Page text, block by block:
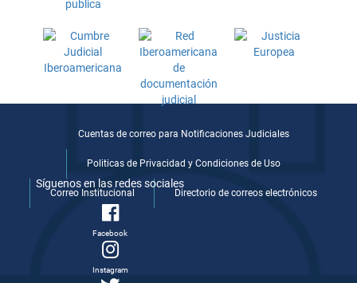
Cuentas de correo para Notificaciones Judiciales
Politicas de Privacidad y Condiciones de Uso
Correo Institucional Directorio de correos electrónicos
Síguenos en las redes sociales
Facebook
Instagram